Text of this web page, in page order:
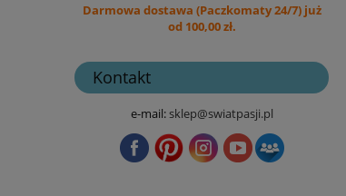
Darmowa dostawa (Paczkomaty 24/7) już
od 100,00 zł.
Kontakt
e-mail:sklep@swiatpasji.pl